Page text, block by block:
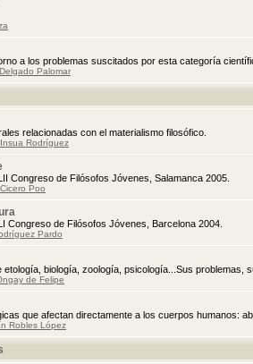
a los problemas suscitados por esta categoría
Palomar
relacionadas con el materialismo filosófico.
Rodríguez
Congreso de Filósofos Jóvenes, Salamanca 2005.
Poo
Congreso de Filósofos Jóvenes, Barcelona 2004.
Pardo
etología, biología, zoología, psicología...Sus problemas,
de Felipe
que afectan directamente a los cuerpos humanos:
Robles López